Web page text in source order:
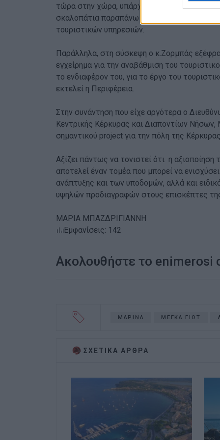
τώρα στην χώρα, υπάρχει μια ευτυχής
σκαλοπάτια παραπάνω στο θέμα του
τουριστικών υπηρεσιών.
Παράλληλα, στη σύσκεψη ο κ.Ζορμπάς
εγχείρημα για την αναβάθμιση του
το ενδιαφέρον του, για το έργο του
εκτελεί η Περιφέρεια.
Στην συνάντηση που είχε αργότερα ο
Κεντρικής Κέρκυρας και Διαποντίων Νήσων,
σημαντικού project για την πόλη της
Αξίζει πάντως να τονιστεί ότι η
αποτελεί έναν τομέα που μπορεί να
ανάπτυξης και των υποδομών, αλλά και
υψηλών προδιαγραφών στους επισκέπτες
ΜΑΡΙΑ ΜΠΑΖΔΡΙΓΙΑΝΝΗ
Εμφανίσεις: 142
Ακολουθήστε το enimerosi
ΜΑΡΙΝΑ ΜΕΓΚΑ ΓΙΩΤ
ΣΧΕΤΙΚA AΡΘΡΑ